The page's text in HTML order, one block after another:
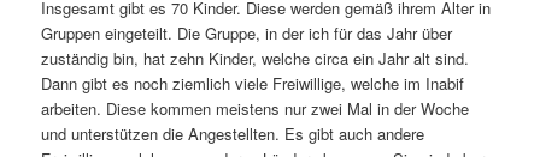
Insgesamt gibt es 70 Kinder. Diese werden gemäß ihrem Alter in
Gruppen eingeteilt. Die Gruppe, in der ich für das Jahr über
zuständig bin, hat zehn Kinder, welche circa ein Jahr alt sind.
Dann gibt es noch ziemlich viele Freiwillige, welche im Inabif
arbeiten. Diese kommen meistens nur zwei Mal in der Woche
und unterstützen die Angestellten. Es gibt auch andere